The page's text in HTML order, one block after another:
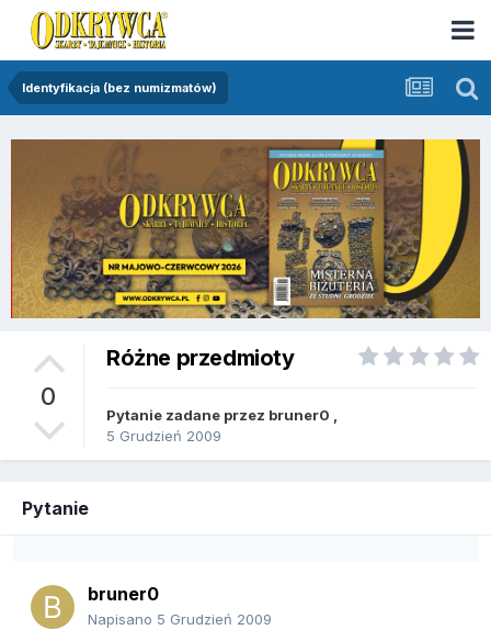
Identyfikacja (bez numizmatów)
0
Różne przedmioty
Pytanie zadane przez bruner0
5 Grudzień 2009
Pytanie
bruner0
Napisano 5 Grudzień 2009